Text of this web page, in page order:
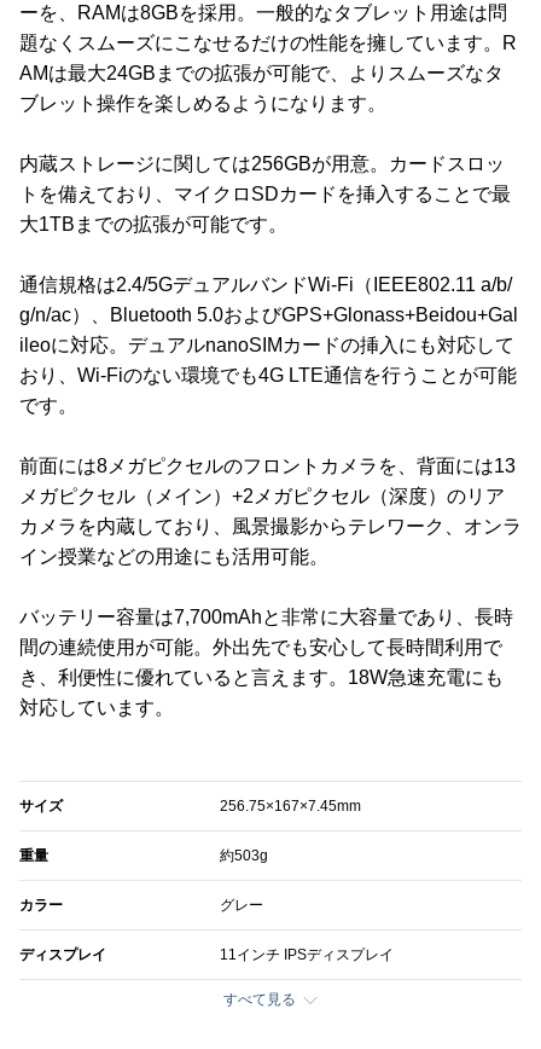
ーを、RAMは8GBを採用。一般的なタブレット用途は問
題なくスムーズにこなせるだけの性能を擁しています。R
AMは最大24GBまでの拡張が可能で、よりスムーズなタ
ブレット操作を楽しめるようになります。
内蔵ストレージに関しては256GBが用意。カードスロッ
トを備えており、マイクロSDカードを挿入することで最
大1TBまでの拡張が可能です。
通信規格は2.4/5GデュアルバンドWi-Fi（IEEE802.11 a/b/
g/n/ac）、Bluetooth 5.0およびGPS+Glonass+Beidou+Gal
ileoに対応。デュアルnanoSIMカードの挿入にも対応して
おり、Wi-Fiのない環境でも4G LTE通信を行うことが可能
です。
前面には8メガピクセルのフロントカメラを、背面には13
メガピクセル（メイン）+2メガピクセル（深度）のリア
カメラを内蔵しており、風景撮影からテレワーク、オンラ
イン授業などの用途にも活用可能。
バッテリー容量は7,700mAhと非常に大容量であり、長時
間の連続使用が可能。外出先でも安心して長時間利用で
き、利便性に優れていると言えます。18W急速充電にも
対応しています。
‎サイズ 256.75×167×7.45mm
‎重量 約503g
カラー グレー
ディスプレイ 11インチ IPSディスプレイ
すべて見る